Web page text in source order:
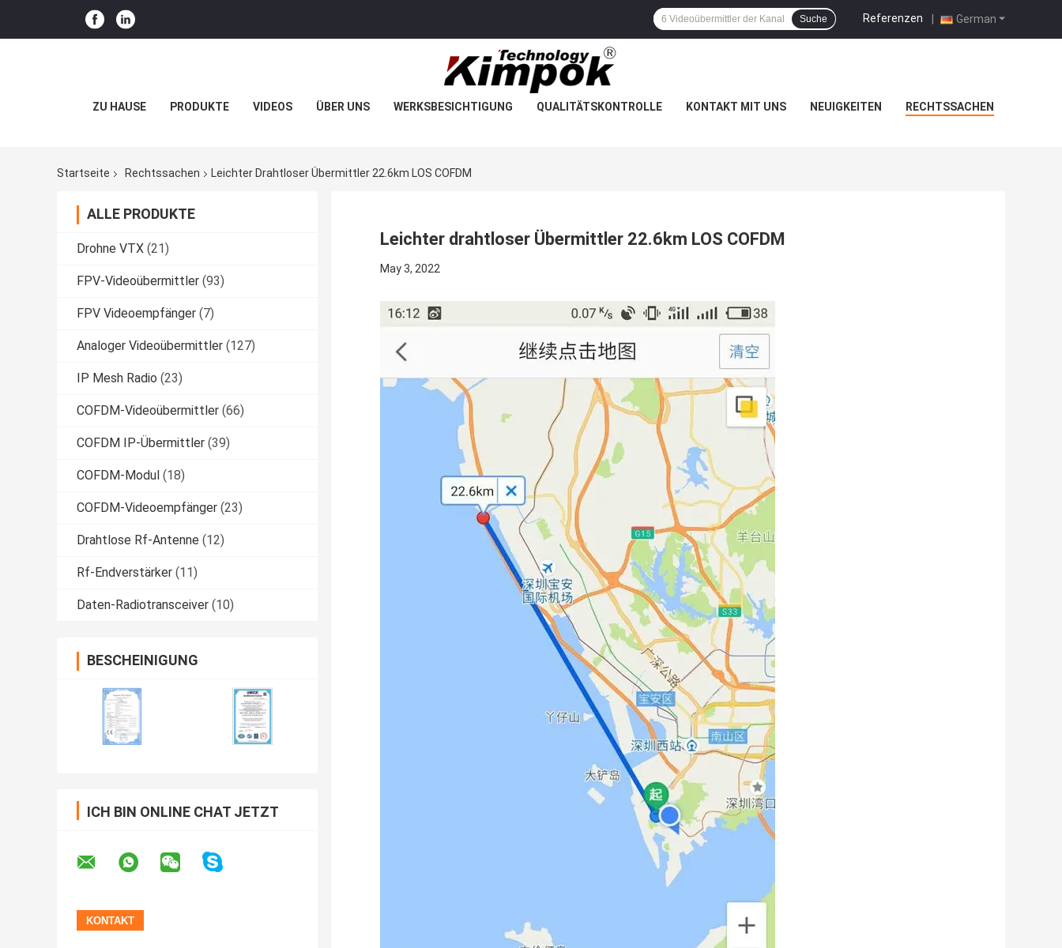
German
Referenzen |
Suche
ZU HAUSE PRODUKTE VIDEOS ÜBER UNS WERKSBESICHTIGUNG QUALITÄTSKONTROLLE KONTAKT MIT UNS NEUIGKEITEN RECHTSSACHEN
Startseite Rechtssachen Leichter Drahtloser Übermittler 22.6km LOS COFDM
ALLE PRODUKTE
Drohne VTX (21)
FPV-Videoübermittler (93)
FPV Videoempfänger (7)
Analoger Videoübermittler (127)
IP Mesh Radio (23)
COFDM-Videoübermittler (66)
COFDM IP-Übermittler (39)
COFDM-Modul (18)
COFDM-Videoempfänger (23)
Drahtlose Rf-Antenne (12)
Rf-Endverstärker (11)
Daten-Radiotransceiver (10)
BESCHEINIGUNG
ICH BIN ONLINE CHAT JETZT
Leichter drahtloser Übermittler 22.6km LOS COFDM
May 3, 2022